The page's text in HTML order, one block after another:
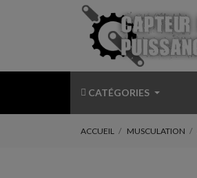
CATÉGORIES
ACCUEIL MUSCULATION